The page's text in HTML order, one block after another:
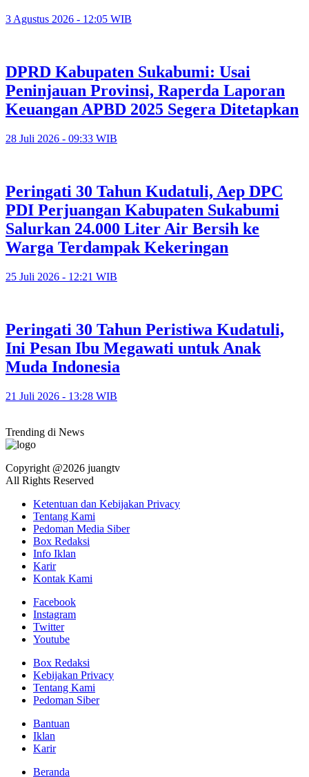
3 Agustus 2026 - 12:05 WIB
DPRD Kabupaten Sukabumi: Usai
Peninjauan Provinsi, Raperda Laporan
Keuangan APBD 2025 Segera Ditetapkan
28 Juli 2026 - 09:33 WIB
Peringati 30 Tahun Kudatuli, Aep DPC
PDI Perjuangan Kabupaten Sukabumi
Salurkan 24.000 Liter Air Bersih ke
Warga Terdampak Kekeringan
25 Juli 2026 - 12:21 WIB
Peringati 30 Tahun Peristiwa Kudatuli,
Ini Pesan Ibu Megawati untuk Anak
Muda Indonesia
21 Juli 2026 - 13:28 WIB
Trending di News
Copyright @2026 juangtv
All Rights Reserved
Ketentuan dan Kebijakan Privacy
Tentang Kami
Pedoman Media Siber
Box Redaksi
Info Iklan
Karir
Kontak Kami
Facebook
Instagram
Twitter
Youtube
Box Redaksi
Kebijakan Privacy
Tentang Kami
Pedoman Siber
Bantuan
Iklan
Karir
Beranda